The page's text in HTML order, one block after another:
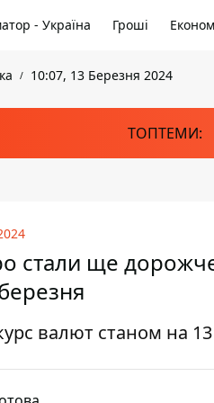
- Україна Гроші
10:07, 13 Березня 2024
ТОПТЕМИ:
стали ще
валют станом на